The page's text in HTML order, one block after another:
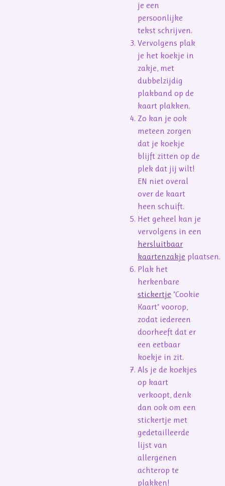
je een
persoonlijke
tekst schrijven.
Vervolgens plak
je het koekje in
zakje, met
dubbelzijdig
plakband op de
kaart plakken.
Zo kan je ook
meteen zorgen
dat je koekje
blijft zitten op de
plek dat jij wilt!
EN niet overal
over de kaart
heen schuift.
Het geheel kan je
vervolgens in een
hersluitbaar
kaartenzakje plaatsen.
Plak het
herkenbare
stickertje "Cookie
Kaart" voorop,
zodat iedereen
doorheeft dat er
een eetbaar
koekje in zit.
Als je de koekjes
op kaart
verkoopt, denk
dan ook om een
stickertje met
gedetailleerde
lijst van
allergenen
achterop te
plakken!